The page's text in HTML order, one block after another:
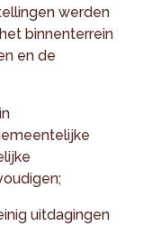
werden
binnenterrein
en de
uitdagingen